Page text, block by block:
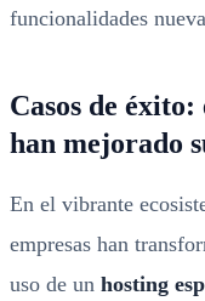
funcionalidades
Casos de éxito:
han mejorado
En el vibrante
empresas han
uso de un hosting